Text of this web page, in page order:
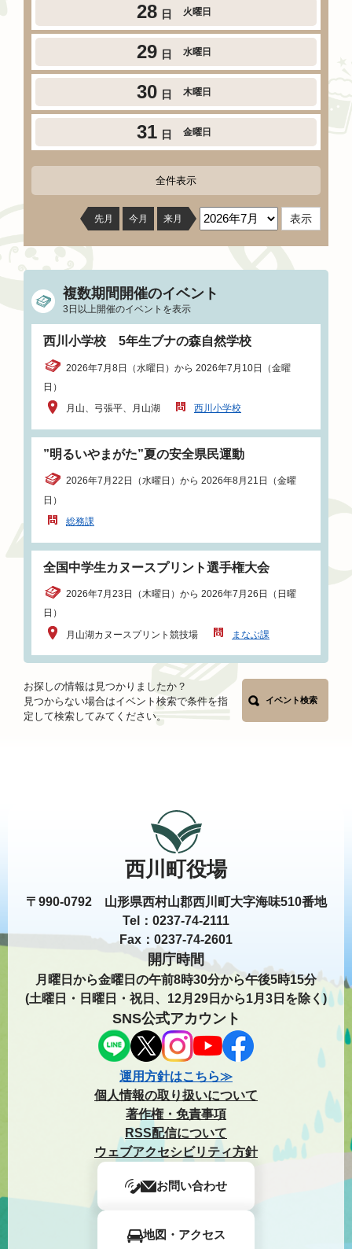
28 日 火曜日
29 日 水曜日
30 日 木曜日
31 日 金曜日
全件表示
先月 今月 来月
複数期間開催のイベント
3日以上開催のイベントを表示
西川小学校 5年生ブナの森自然学校
2026年7月8日（水曜日）から 2026年7月10日（金曜
日）
月山、弓張平、月山湖
西川小学校
”明るいやまがた”夏の安全県民運動
2026年7月22日（水曜日）から 2026年8月21日（金曜
日）
総務課
全国中学生カヌースプリント選手権大会
2026年7月23日（木曜日）から 2026年7月26日（日曜
日）
月山湖カヌースプリント競技場
まなぶ課
お探しの情報は見つかりましたか？
見つからない場合はイベント検索で条件を指
定して検索してみてください。
イベント検索
西川町役場
〒990-0792 山形県西村山郡西川町大字海味510番地
Tel：0237-74-2111
Fax：0237-74-2601
開庁時間
月曜日から金曜日の午前8時30分から午後5時15分
(土曜日・日曜日・祝日、12月29日から1月3日を除く)
SNS公式アカウント
運用方針はこちら≫
個人情報の取り扱いについて
著作権・免責事項
RSS配信について
ウェブアクセシビリティ方針
お問い合わせ
地図・アクセス